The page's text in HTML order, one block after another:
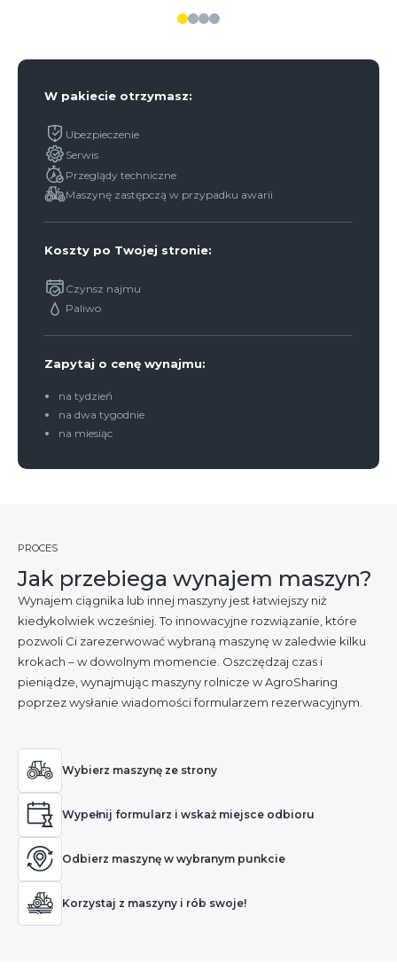
W pakiecie otrzymasz:
Ubezpieczenie
Serwis
Przeglądy techniczne
Maszynę zastępczą w przypadku awarii
Koszty po Twojej stronie:
Czynsz najmu
Paliwo
Zapytaj o cenę wynajmu:
na tydzień
na dwa tygodnie
na miesiąc
PROCES
Jak przebiega wynajem maszyn?
Wynajem ciągnika lub innej maszyny jest łatwiejszy niż
kiedykolwiek wcześniej. To innowacyjne rozwiązanie, które
pozwoli Ci zarezerwować wybraną maszynę w zaledwie kilku
krokach – w dowolnym momencie. Oszczędzaj czas i
pieniądze, wynajmując maszyny rolnicze w AgroSharing
poprzez wysłanie wiadomości formularzem rezerwacyjnym.
Wybierz maszynę ze strony
Wypełnij formularz i wskaż miejsce odbioru
Odbierz maszynę w wybranym punkcie
Korzystaj z maszyny i rób swoje!